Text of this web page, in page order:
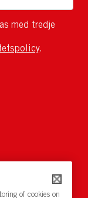
med tredje
.
of cookies on